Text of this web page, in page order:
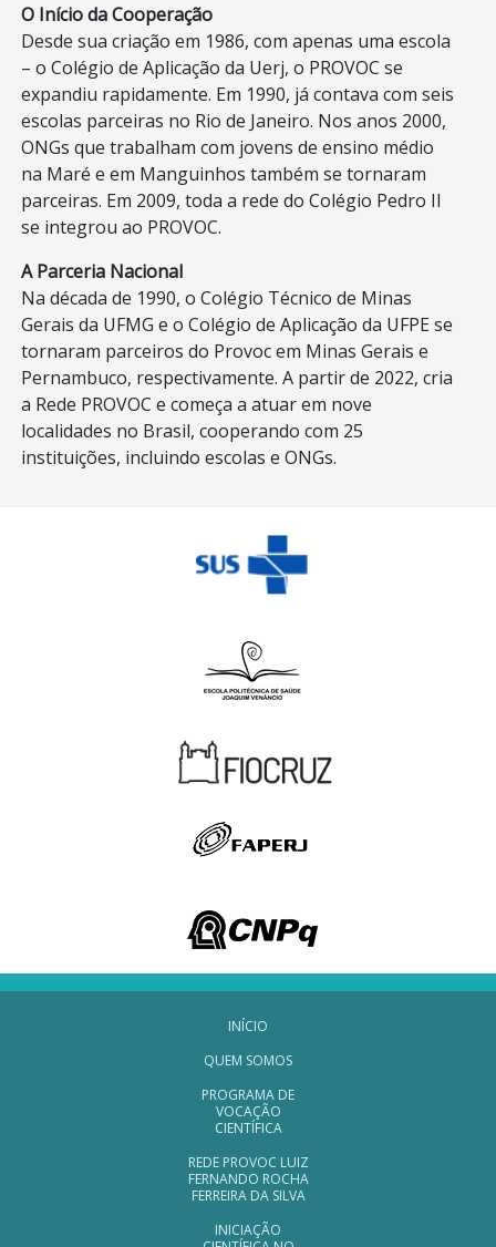
O Início da Cooperação
Desde sua criação em 1986, com apenas uma escola
– o Colégio de Aplicação da Uerj, o PROVOC se
expandiu rapidamente. Em 1990, já contava com seis
escolas parceiras no Rio de Janeiro. Nos anos 2000,
ONGs que trabalham com jovens de ensino médio
na Maré e em Manguinhos também se tornaram
parceiras. Em 2009, toda a rede do Colégio Pedro II
se integrou ao PROVOC.
A Parceria Nacional
Na década de 1990, o Colégio Técnico de Minas
Gerais da UFMG e o Colégio de Aplicação da UFPE se
tornaram parceiros do Provoc em Minas Gerais e
Pernambuco, respectivamente. A partir de 2022, cria
a Rede PROVOC e começa a atuar em nove
localidades no Brasil, cooperando com 25
instituições, incluindo escolas e ONGs.
Navegação Rodapé
INÍCIO
QUEM SOMOS
PROGRAMA DE
VOCAÇÃO
CIENTÍFICA
REDE PROVOC LUIZ
FERNANDO ROCHA
FERREIRA DA SILVA
INICIAÇÃO